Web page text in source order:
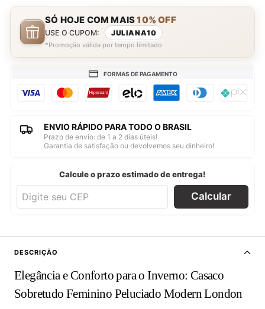
SÓ HOJE COM MAIS10% OFF
USE O CUPOM: JULIANA10
*Promoção válida por tempo limitado
FORMAS DE PAGAMENTO
ENVIO RÁPIDO PARA TODO O BRASIL
Prazo de envio: de 1 a 2 dias úteis!
Garantia de satisfação ou devolvemos seu dinheiro!
Calcule o prazo estimado de entrega!
Calcular
DESCRIÇÃO
Elegância e Conforto para o Inverno: Casaco
Sobretudo Feminino Peluciado Modern London